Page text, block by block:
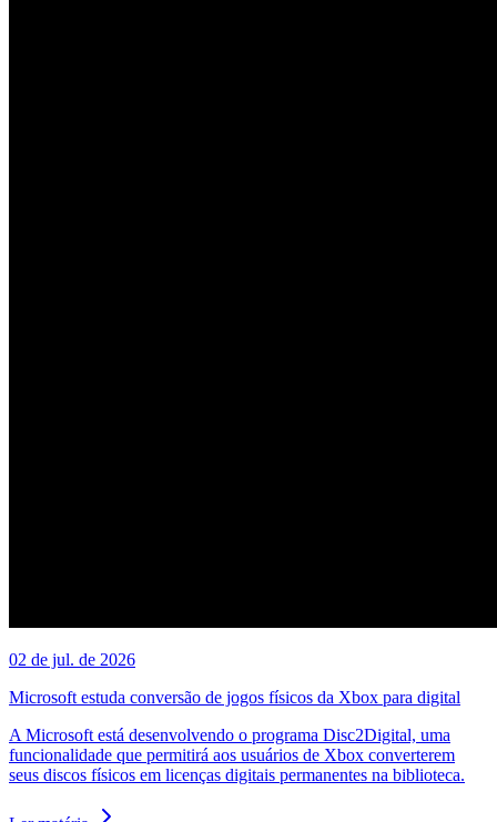
02 de jul. de 2026
Microsoft estuda conversão de jogos físicos da Xbox para digital
A Microsoft está desenvolvendo o programa Disc2Digital, uma
funcionalidade que permitirá aos usuários de Xbox converterem
seus discos físicos em licenças digitais permanentes na biblioteca.